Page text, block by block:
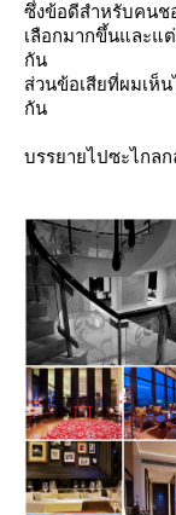
ซึ่งข้อดีสำหรับคนช
เลือกมากขึ้นและแ
กัน
ส่วนข้อเสียที่ผมเห็
กัน
บรรยายไปซะไกล